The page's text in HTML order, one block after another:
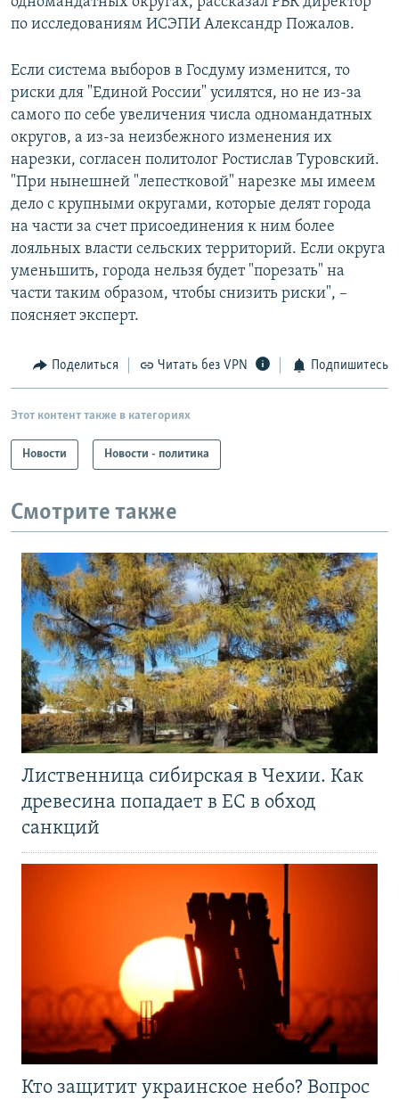
по исследованиям ИСЭПИ Александр Пожалов.
Если система выборов в Госдуму изменится, то
риски для "Единой России" усилятся, но не из-за
самого по себе увеличения числа одномандатных
округов, а из-за неизбежного изменения их
нарезки, согласен политолог Ростислав Туровский.
"При нынешней "лепестковой" нарезке мы имеем
дело с крупными округами, которые делят города
на части за счет присоединения к ним более
лояльных власти сельских территорий. Если округа
уменьшить, города нельзя будет "порезать" на
части таким образом, чтобы снизить риски", –
поясняет эксперт.
Поделиться Читать без VPN Подпишитесь
Этот контент также в категориях
Новости Новости - политика
Смотрите также
Лиственница сибирская в Чехии. Как
древесина попадает в ЕС в обход
санкций
Кто защитит украинское небо? Вопрос